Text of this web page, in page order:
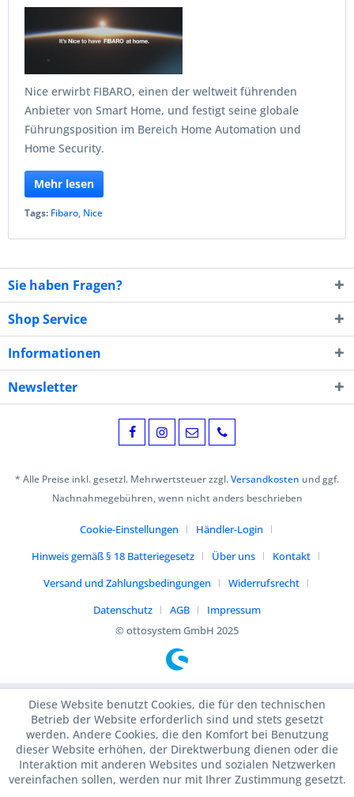
Nice erwirbt FIBARO, einen der weltweit führenden
Anbieter von Smart Home, und festigt seine globale
Führungsposition im Bereich Home Automation und
Home Security.
Mehr lesen
Tags: Fibaro, Nice
Sie haben Fragen?
Shop Service
Informationen
Newsletter
* Alle Preise inkl. gesetzl. Mehrwertsteuer zzgl.Versandkosten und ggf.
Nachnahmegebühren, wenn nicht anders beschrieben
Cookie-Einstellungen
Händler-Login
Hinweis gemäß § 18 Batteriegesetz
Über uns
Kontakt
Versand und Zahlungsbedingungen
Widerrufsrecht
Datenschutz
AGB
Impressum
© ottosystem GmbH 2025
Diese Website benutzt Cookies, die für den technischen
Betrieb der Website erforderlich sind und stets gesetzt
werden. Andere Cookies, die den Komfort bei Benutzung
dieser Website erhöhen, der Direktwerbung dienen oder die
Interaktion mit anderen Websites und sozialen Netzwerken
vereinfachen sollen, werden nur mit Ihrer Zustimmung gesetzt.